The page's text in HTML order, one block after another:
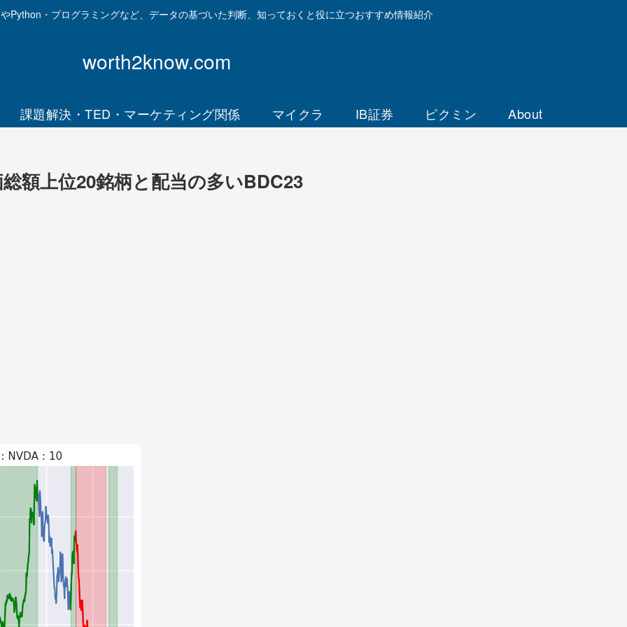
Python・プログラミングなど、データの基づいた判断、知っておくと役に立つおすすめ情報紹介
worth2know.com
課題解決・TED・マーケティング関係 マイクラ IB証券 ピクミン About
額上位20銘柄と配当の多いBDC23